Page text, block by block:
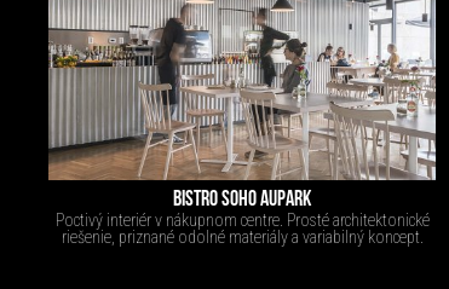
BISTRO SOHO AUPARK
Poctivý interiér v nákupnom centre. Prosté architektonické
riešenie, priznané odolné materiály a variabilný koncept.